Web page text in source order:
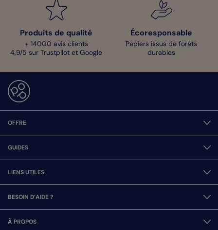
Produits de qualité
+ 14000 avis clients
4,9/5 sur Trustpilot et Google
Écoresponsable
Papiers issus de forêts
durables
OFFRE
GUIDES
LIENS UTILES
BESOIN D’AIDE ?
À PROPOS